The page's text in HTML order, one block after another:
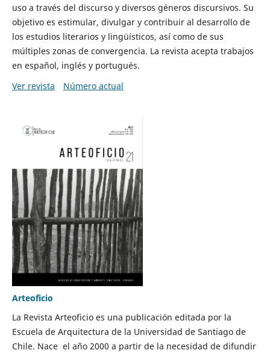
uso a través del discurso y diversos géneros discursivos. Su
objetivo es estimular, divulgar y contribuir al desarrollo de
los estudios literarios y lingüísticos, así como de sus
múltiples zonas de convergencia. La revista acepta trabajos
en español, inglés y portugués.
Ver revista
Número actual
Arteoficio
La Revista Arteoficio es una publicación editada por la
Escuela de Arquitectura de la Universidad de Santiago de
Chile. Nace el año 2000 a partir de la necesidad de difundir